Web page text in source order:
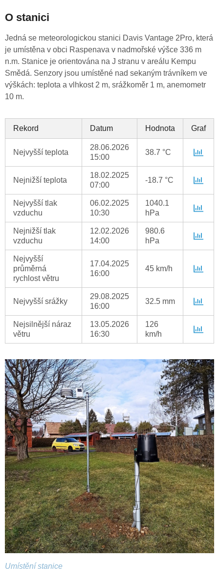
O stanici
Jedná se meteorologickou stanici Davis Vantage 2Pro, která
je umístěna v obci Raspenava v nadmořské výšce 336 m
n.m. Stanice je orientována na J stranu v areálu Kempu
Smědá. Senzory jsou umístěné nad sekaným trávníkem ve
výškách: teplota a vlhkost 2 m, srážkoměr 1 m, anemometr
10 m.
Rekord Datum Hodnota Graf
Nejvyšší teplota
28.06.2026
15:00
38.7 °C
Nejnižší teplota
18.02.2025
07:00
-18.7 °C
Nejvyšší tlak
vzduchu
06.02.2025
10:30
1040.1
hPa
Nejnižší tlak
vzduchu
12.02.2026
14:00
980.6
hPa
Nejvyšší
průměrná
rychlost větru
17.04.2025
16:00
45 km/h
Nejvyšší srážky
29.08.2025
16:00
32.5 mm
Nejsilnější náraz
větru
13.05.2026
16:30
126
km/h
Umístění stanice